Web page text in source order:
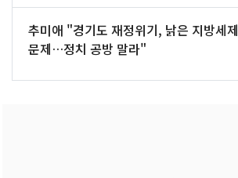
추미애 "경기도 재정위기, 낡은 지방세제
문제…정치 공방 말라"